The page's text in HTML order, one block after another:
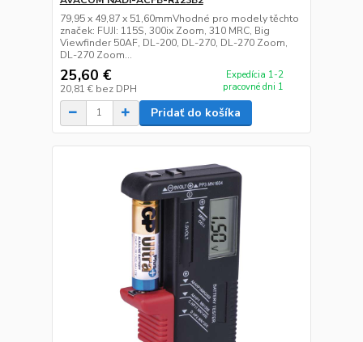
79,95 x 49,87 x 51,60mmVhodné pro modely těchto
značek: FUJI: 115S, 300ix Zoom, 310 MRC, Big
Viewfinder 50AF, DL-200, DL-270, DL-270 Zoom,
DL-270 Zoom...
25,60 €
20,81 € bez DPH
Expedícia 1-2
pracovné dni 1
Pridať do košíka